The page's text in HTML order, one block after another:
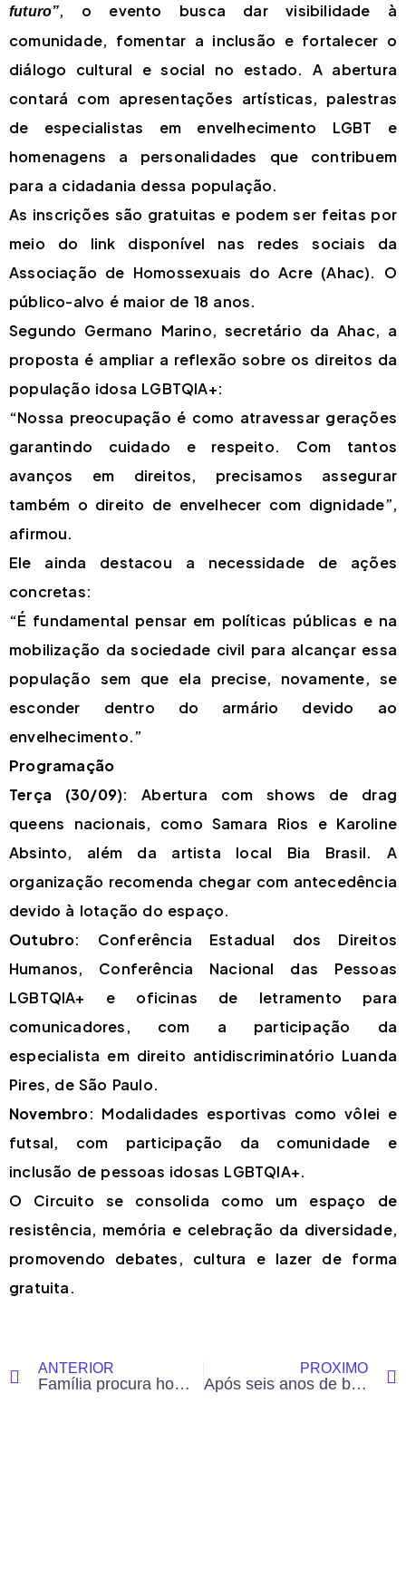
futuro”, o evento busca dar visibilidade à
comunidade, fomentar a inclusão e fortalecer o
diálogo cultural e social no estado. A abertura
contará com apresentações artísticas, palestras
de especialistas em envelhecimento LGBT e
homenagens a personalidades que contribuem
para a cidadania dessa população.
As inscrições são gratuitas e podem ser feitas por
meio do link disponível nas redes sociais da
Associação de Homossexuais do Acre (Ahac). O
público-alvo é maior de 18 anos.
Segundo Germano Marino, secretário da Ahac, a
proposta é ampliar a reflexão sobre os direitos da
população idosa LGBTQIA+:
“Nossa preocupação é como atravessar gerações
garantindo cuidado e respeito. Com tantos
avanços em direitos, precisamos assegurar
também o direito de envelhecer com dignidade”,
afirmou.
Ele ainda destacou a necessidade de ações
concretas:
“É fundamental pensar em políticas públicas e na
mobilização da sociedade civil para alcançar essa
população sem que ela precise, novamente, se
esconder dentro do armário devido ao
envelhecimento.”
Programação
Terça (30/09): Abertura com shows de drag
queens nacionais, como Samara Rios e Karoline
Absinto, além da artista local Bia Brasil. A
organização recomenda chegar com antecedência
devido à lotação do espaço.
Outubro: Conferência Estadual dos Direitos
Humanos, Conferência Nacional das Pessoas
LGBTQIA+ e oficinas de letramento para
comunicadores, com a participação da
especialista em direito antidiscriminatório Luanda
Pires, de São Paulo.
Novembro: Modalidades esportivas como vôlei e
futsal, com participação da comunidade e
inclusão de pessoas idosas LGBTQIA+.
O Circuito se consolida como um espaço de
resistência, memória e celebração da diversidade,
promovendo debates, cultura e lazer de forma
gratuita.
ANTERIOR
Família procura homem desaparecido após sair para fazer entrega no interior do Acre
PRÓXIMO
Após seis anos de buscas no Acre, pai descobre que filho está preso em Brasília: “Muitas noites sem dormir”